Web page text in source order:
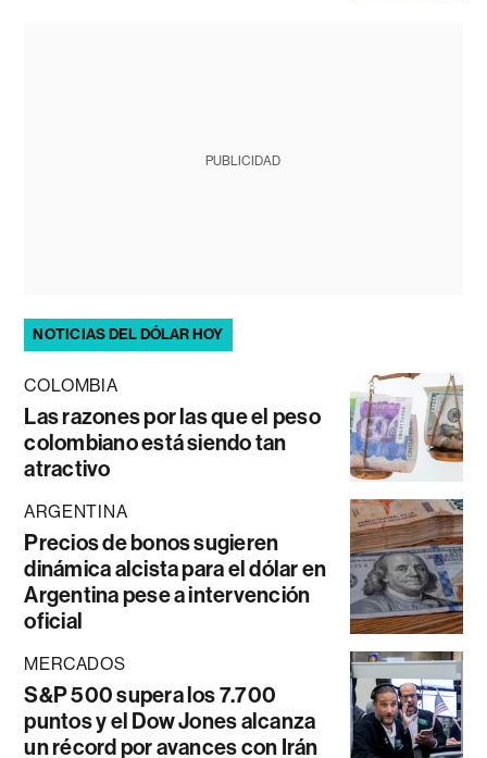
PUBLICIDAD
NOTICIAS DEL DÓLAR HOY
COLOMBIA
Las razones por las que el peso
colombiano está siendo tan
atractivo
ARGENTINA
Precios de bonos sugieren
dinámica alcista para el dólar en
Argentina pese a intervención
oficial
MERCADOS
S&P 500 supera los 7.700
puntos y el Dow Jones alcanza
un récord por avances con Irán